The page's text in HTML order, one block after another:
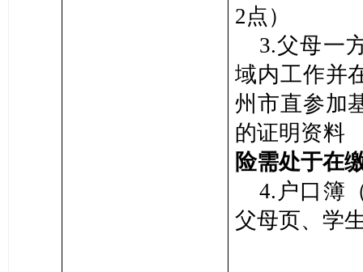
2点）
3.父母一
域内工作并
州市直参加
的证明资料
险需处于在
4.户口簿
父母页、学